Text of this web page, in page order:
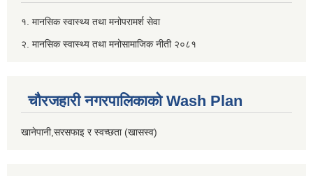
१. मानसिक स्वास्थ्य तथा मनोपरामर्श सेवा
२. मानसिक स्वास्थ्य तथा मनोसामाजिक नीती २०८१
चौरजहारी नगरपालिकाको Wash Plan
खानेपानी,सरसफाइ र स्वच्छता (खासस्व)